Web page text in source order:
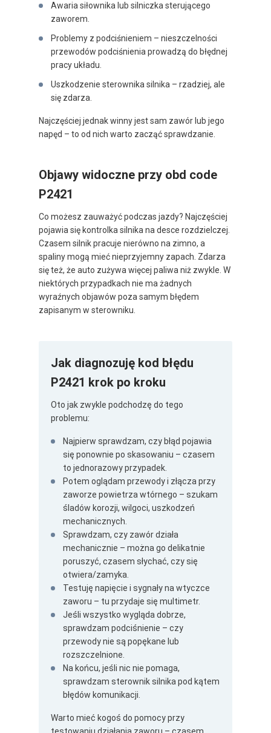
Awaria siłownika lub silniczka sterującego
zaworem.
Problemy z podciśnieniem – nieszczelności
przewodów podciśnienia prowadzą do błędnej
pracy układu.
Uszkodzenie sterownika silnika – rzadziej, ale
się zdarza.
Najczęściej jednak winny jest sam zawór lub jego
napęd – to od nich warto zacząć sprawdzanie.
Objawy widoczne przy obd code
P2421
Co możesz zauważyć podczas jazdy? Najczęściej
pojawia się kontrolka silnika na desce rozdzielczej.
Czasem silnik pracuje nierówno na zimno, a
spaliny mogą mieć nieprzyjemny zapach. Zdarza
się też, że auto zużywa więcej paliwa niż zwykle. W
niektórych przypadkach nie ma żadnych
wyraźnych objawów poza samym błędem
zapisanym w sterowniku.
Jak diagnozuję kod błędu
P2421 krok po kroku
Oto jak zwykle podchodzę do tego
problemu:
Najpierw sprawdzam, czy błąd pojawia
się ponownie po skasowaniu – czasem
to jednorazowy przypadek.
Potem oglądam przewody i złącza przy
zaworze powietrza wtórnego – szukam
śladów korozji, wilgoci, uszkodzeń
mechanicznych.
Sprawdzam, czy zawór działa
mechanicznie – można go delikatnie
poruszyć, czasem słychać, czy się
otwiera/zamyka.
Testuję napięcie i sygnały na wtyczce
zaworu – tu przydaje się multimetr.
Jeśli wszystko wygląda dobrze,
sprawdzam podciśnienie – czy
przewody nie są popękane lub
rozszczelnione.
Na końcu, jeśli nic nie pomaga,
sprawdzam sterownik silnika pod kątem
błędów komunikacji.
Warto mieć kogoś do pomocy przy